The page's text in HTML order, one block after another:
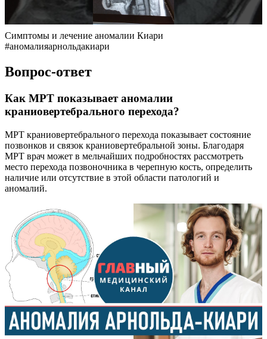
Симптомы и лечение аномалии Киари
#аномалияарнольдакиари
Вопрос-ответ
Как МРТ показывает аномалии
краниовертебрального перехода?
МРТ краниовертебрального перехода показывает состояние
позвонков и связок краниовертебральной зоны. Благодаря
МРТ врач может в мельчайших подробностях рассмотреть
место перехода позвоночника в черепную кость, определить
наличие или отсутствие в этой области патологий и
аномалий.